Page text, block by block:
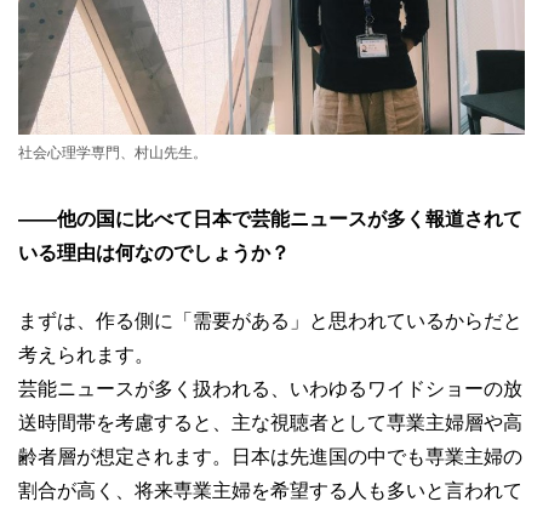
社会心理学専門、村山先生。
――他の国に比べて日本で芸能ニュースが多く報道されて
いる理由は何なのでしょうか？
まずは、作る側に「需要がある」と思われているからだと
考えられます。
芸能ニュースが多く扱われる、いわゆるワイドショーの放
送時間帯を考慮すると、主な視聴者として専業主婦層や高
齢者層が想定されます。日本は先進国の中でも専業主婦の
割合が高く、将来専業主婦を希望する人も多いと言われて